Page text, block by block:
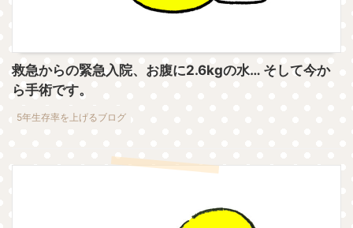
救急からの緊急入院、お腹に2.6kgの水… そして今か
ら手術です。
5年生存率を上げるブログ